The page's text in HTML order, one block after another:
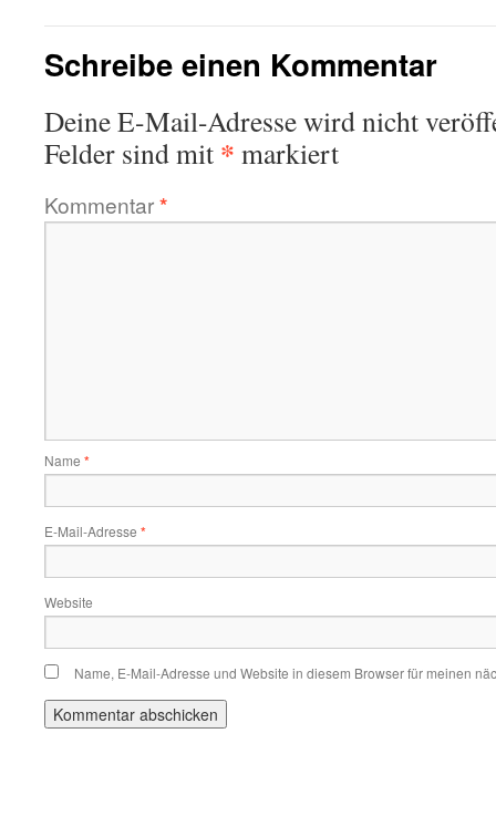
Schreibe einen Kommentar
Deine E-Mail-Adresse wird nicht
Felder sind mit * markiert
Kommentar*
Name *
E-Mail-Adresse *
Website
Name, E-Mail-Adresse und Website in diesem Browser für meinen